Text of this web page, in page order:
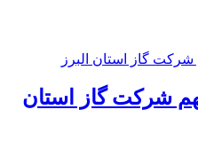
شرکت گاز استان